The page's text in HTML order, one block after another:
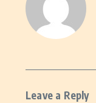
Leave a Reply